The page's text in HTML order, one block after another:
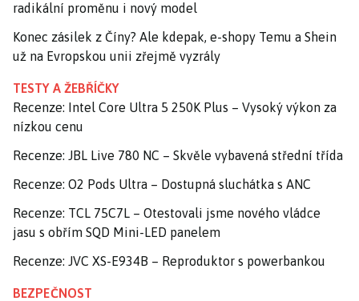
radikální proměnu i nový model
Konec zásilek z Číny? Ale kdepak, e-shopy Temu a Shein
už na Evropskou unii zřejmě vyzrály
TESTY A ŽEBŘÍČKY
Recenze: Intel Core Ultra 5 250K Plus – Vysoký výkon za
nízkou cenu
Recenze: JBL Live 780 NC – Skvěle vybavená střední třída
Recenze: O2 Pods Ultra – Dostupná sluchátka s ANC
Recenze: TCL 75C7L – Otestovali jsme nového vládce
jasu s obřím SQD Mini-LED panelem
Recenze: JVC XS-E934B – Reproduktor s powerbankou
BEZPEČNOST